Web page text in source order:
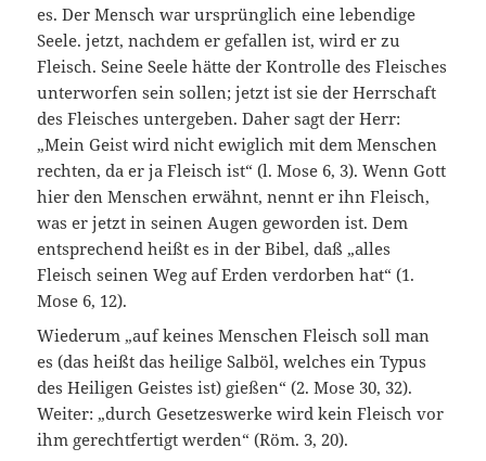
es. Der Mensch war ursprünglich eine lebendige
Seele. jetzt, nachdem er gefallen ist, wird er zu
Fleisch. Seine Seele hätte der Kontrolle des Fleisches
unterworfen sein sollen; jetzt ist sie der Herrschaft
des Fleisches untergeben. Daher sagt der Herr:
„Mein Geist wird nicht ewiglich mit dem Menschen
rechten, da er ja Fleisch ist“ (l. Mose 6, 3). Wenn Gott
hier den Menschen erwähnt, nennt er ihn Fleisch,
was er jetzt in seinen Augen geworden ist. Dem
entsprechend heißt es in der Bibel, daß „alles
Fleisch seinen Weg auf Erden verdorben hat“ (1.
Mose 6, 12).
Wiederum „auf keines Menschen Fleisch soll man
es (das heißt das heilige Salböl, welches ein Typus
des Heiligen Geistes ist) gießen“ (2. Mose 30, 32).
Weiter: „durch Gesetzeswerke wird kein Fleisch vor
ihm gerechtfertigt werden“ (Röm. 3, 20).